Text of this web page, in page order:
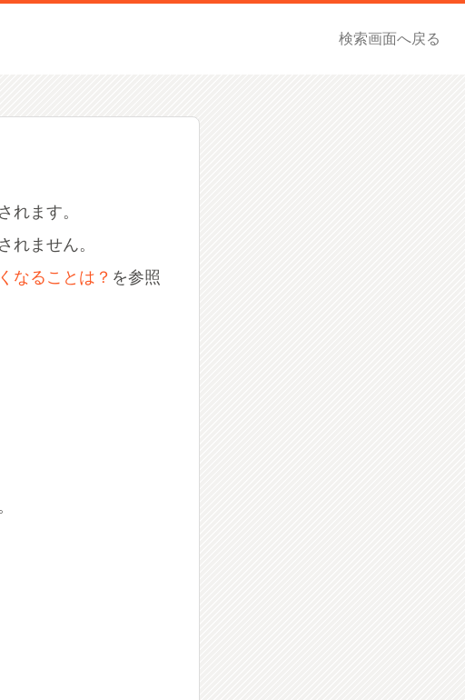
検索画面へ戻る
れます。
れません。
なることは？ を参照